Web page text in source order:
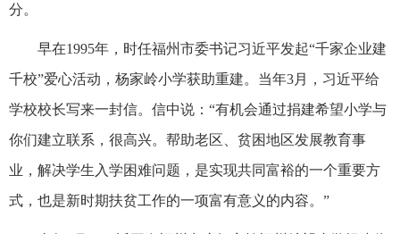
分。
早在1995年，时任福州市委书记习近平发起“千家企业建
千校”爱心活动，杨家岭小学获助重建。当年3月，习近平给
学校校长写来一封信。信中说：“有机会通过捐建希望小学与
你们建立联系，很高兴。帮助老区、贫困地区发展教育事
业，解决学生入学困难问题，是实现共同富裕的一个重要方
式，也是新时期扶贫工作的一项富有意义的内容。”